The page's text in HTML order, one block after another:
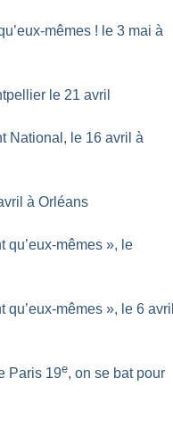
mêmes ! le 3 mai à
le 21 avril
National, le 16 avril à
à Orléans
qu’eux-mêmes », le
qu’eux-mêmes », le 6
Paris 19e, on se bat pour